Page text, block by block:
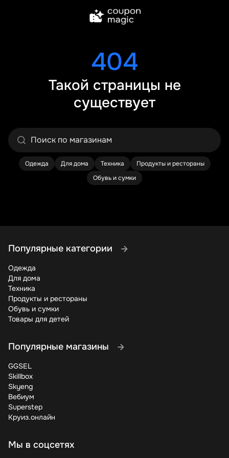
404
Такой страницы не
существует
Одежда Для дома Техника
Продукты и рестораны
Обувь и сумки
Популярные категории
Одежда
Для дома
Техника
Продукты и рестораны
Обувь и сумки
Товары для детей
Популярные магазины
GGSEL
Skillbox
Skyeng
Вебиум
Superstep
Круиз.онлайн
Мы в соцсетях